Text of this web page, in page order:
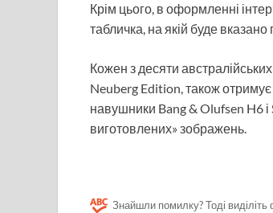
Крім цього, в оформленні
табличка, на якій буде
Кожен з десяти
Neuberg Edition, також отримує
навушники Bang & Olufsen H6 і
виготовлених» зображень.
Знайшли помилку? Тоді виділіть